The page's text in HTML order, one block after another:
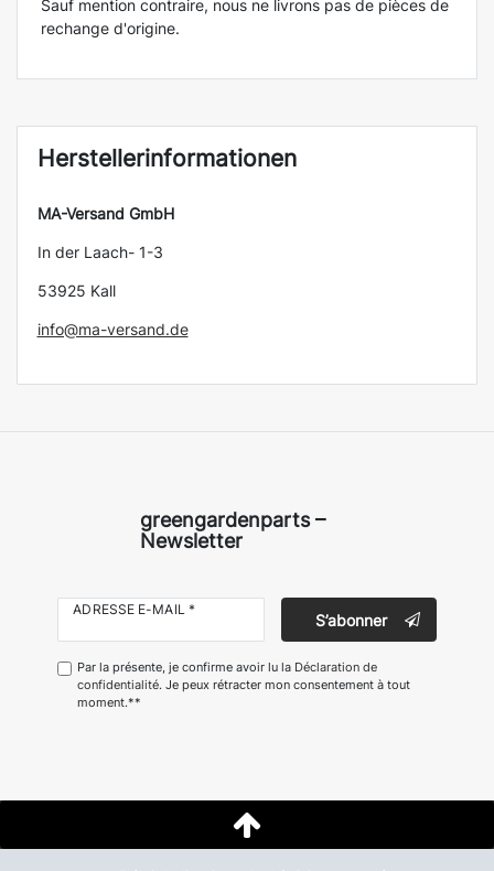
Sauf mention contraire, nous ne livrons pas de pièces de
rechange d'origine.
Herstellerinformationen
MA-Versand GmbH
In der Laach- 1-3
53925 Kall
info@ma-versand.de
greengardenparts –
Newsletter
ADRESSE E-MAIL *
S’abonner
Par la présente, je confirme avoir lu la Déclaration de
confidentialité. Je peux rétracter mon consentement à tout
moment.**